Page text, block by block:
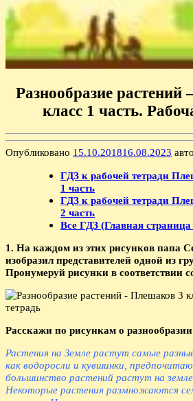
Разнообразие
класс 1 часть.
Опубликовано 15.10.201816.08.2023
ГДЗ к рабочей тетради
1 часть
ГДЗ к рабочей тетради
2 часть
Все ГДЗ (Главная страница
1. На каждом из этих рисунков папа
изобразил представителей одной из
Пронумеруй рисунки в соответствии
Расскажи по рисункам о
Растения на Земле растут самые
как водоросли и кувшинки,
большинство растений растут на
Некоторые растения размножаются